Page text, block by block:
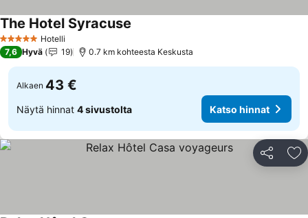
5 Tähtiluokitus
Hotelli
The Hotel Syracuse
7,6 Hyvä 19 0.7 km kohteesta Keskusta
Alkaen 43 €
Näytä hinnat 4 sivustolta Katso hinnat
Jaa